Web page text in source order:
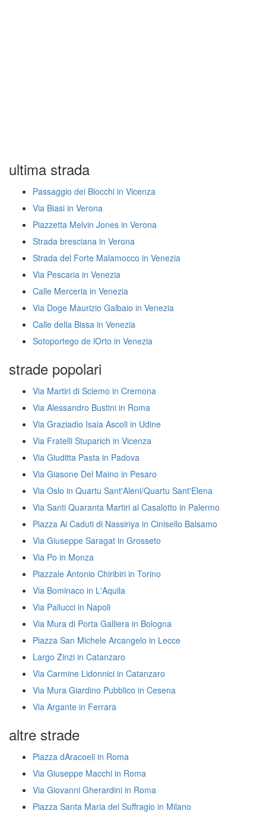
ultima strada
Passaggio dei Blocchi in Vicenza
Via Biasi in Verona
Piazzetta Melvin Jones in Verona
Strada bresciana in Verona
Strada del Forte Malamocco in Venezia
Via Pescaria in Venezia
Calle Merceria in Venezia
Via Doge Maurizio Galbaio in Venezia
Calle della Bissa in Venezia
Sotoportego de lOrto in Venezia
strade popolari
Via Martiri di Sclemo in Cremona
Via Alessandro Bustini in Roma
Via Graziadio Isaia Ascoli in Udine
Via Fratelli Stuparich in Vicenza
Via Giuditta Pasta in Padova
Via Giasone Del Maino in Pesaro
Via Oslo in Quartu Sant'Aleni/Quartu Sant'Elena
Via Santi Quaranta Martiri al Casalotto in Palermo
Piazza Ai Caduti di Nassiriya in Cinisello Balsamo
Via Giuseppe Saragat in Grosseto
Via Po in Monza
Piazzale Antonio Chiribiri in Torino
Via Bominaco in L'Aquila
Via Pallucci in Napoli
Via Mura di Porta Galliera in Bologna
Piazza San Michele Arcangelo in Lecce
Largo Zinzi in Catanzaro
Via Carmine Lidonnici in Catanzaro
Via Mura Giardino Pubblico in Cesena
Via Argante in Ferrara
altre strade
Piazza dAracoeli in Roma
Via Giuseppe Macchi in Roma
Via Giovanni Gherardini in Roma
Piazza Santa Maria del Suffragio in Milano